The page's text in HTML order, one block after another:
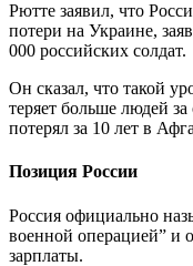
Рютте заявил, что
потери на Украине,
000 российских солдат.
Он сказал, что такой
теряет больше людей
потерял за 10 лет в
Позиция России
Россия официально
военной операцией” и
зарплаты.